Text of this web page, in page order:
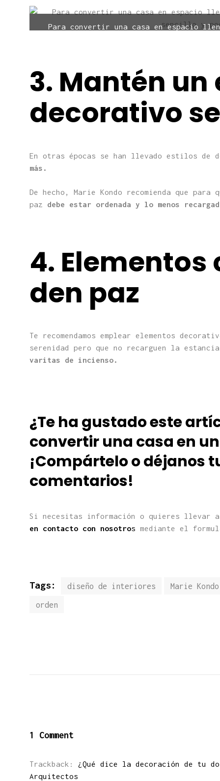
Para convertir una casa en espacio
3. Mantén un
decorativo
En otras épocas se han llevado estilos de
más.
De hecho, Marie Kondo recomienda que
paz
debe estar ordenada y lo menos
4.
den paz
Te recomendamos emplear elementos
serenidad pero que no recarguen la
varitas de incienso.
¿Te ha gustado este
convertir una casa en
¡Compártelo o déjanos
comentarios!
Si necesitas información o quieres llevar
en contacto con nosotros mediante el
Tags: diseño de interiores
Marie Kondo
orden
1 Comment
Trackback: ¿Qué dice la decoración de tu
Arquitectos